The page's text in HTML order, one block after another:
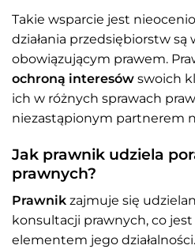
Takie wsparcie jest
działania przedsiębiorstw są
obowiązującym prawem.
ochroną interesów swoich
ich w różnych sprawach
niezastąpionym partnerem
Jak prawnik udziela
prawnych?
Prawnik zajmuje się
konsultacji prawnych, co
elementem jego